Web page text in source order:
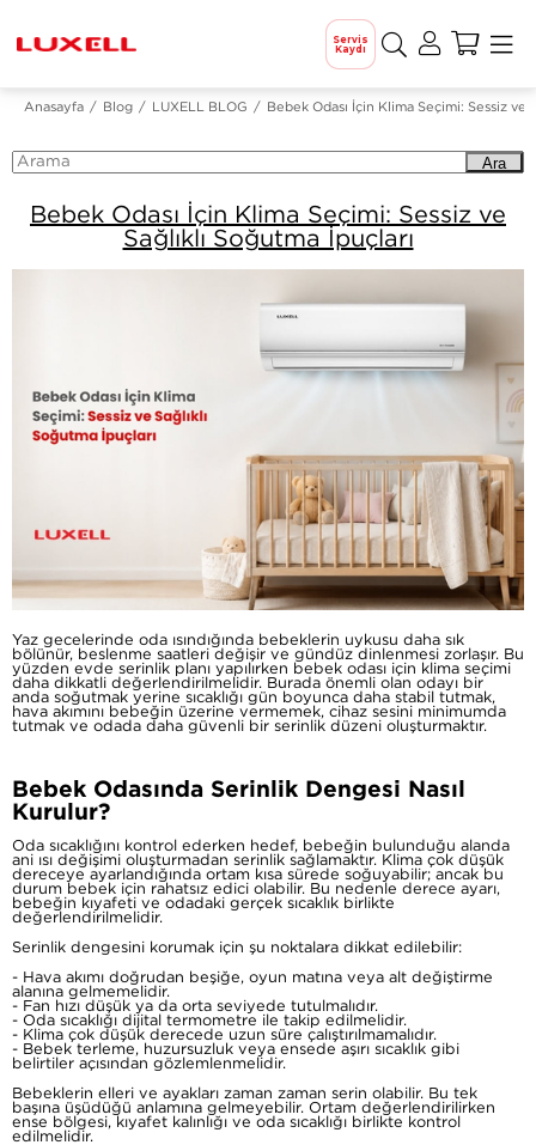
Servis
Kaydı
Anasayfa Blog LUXELL BLOG Bebek Odası İçin Klima Seçimi: Sessiz ve
Ara
Bebek Odası İçin Klima Seçimi: Sessiz ve
Sağlıklı Soğutma İpuçları
Yaz gecelerinde oda ısındığında bebeklerin uykusu daha sık
bölünür, beslenme saatleri değişir ve gündüz dinlenmesi zorlaşır. Bu
yüzden evde serinlik planı yapılırken bebek odası için klima seçimi
daha dikkatli değerlendirilmelidir. Burada önemli olan odayı bir
anda soğutmak yerine sıcaklığı gün boyunca daha stabil tutmak,
hava akımını bebeğin üzerine vermemek, cihaz sesini minimumda
tutmak ve odada daha güvenli bir serinlik düzeni oluşturmaktır.
Bebek Odasında Serinlik Dengesi Nasıl
Kurulur?
Oda sıcaklığını kontrol ederken hedef, bebeğin bulunduğu alanda
ani ısı değişimi oluşturmadan serinlik sağlamaktır. Klima çok düşük
dereceye ayarlandığında ortam kısa sürede soğuyabilir; ancak bu
durum bebek için rahatsız edici olabilir. Bu nedenle derece ayarı,
bebeğin kıyafeti ve odadaki gerçek sıcaklık birlikte
değerlendirilmelidir.
Serinlik dengesini korumak için şu noktalara dikkat edilebilir:
- Hava akımı doğrudan beşiğe, oyun matına veya alt değiştirme
alanına gelmemelidir.
- Fan hızı düşük ya da orta seviyede tutulmalıdır.
- Oda sıcaklığı dijital termometre ile takip edilmelidir.
- Klima çok düşük derecede uzun süre çalıştırılmamalıdır.
- Bebek terleme, huzursuzluk veya ensede aşırı sıcaklık gibi
belirtiler açısından gözlemlenmelidir.
Bebeklerin elleri ve ayakları zaman zaman serin olabilir. Bu tek
başına üşüdüğü anlamına gelmeyebilir. Ortam değerlendirilirken
ense bölgesi, kıyafet kalınlığı ve oda sıcaklığı birlikte kontrol
edilmelidir.